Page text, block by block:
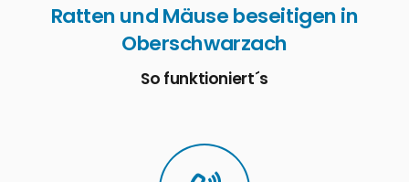
Ratten und Mäuse beseitigen in
Oberschwarzach
So funktioniert´s